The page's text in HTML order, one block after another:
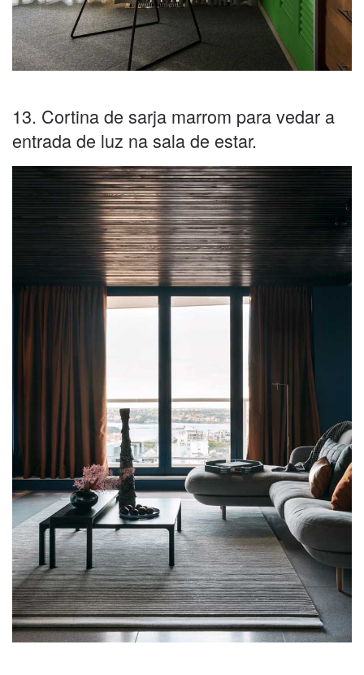
13. Cortina de sarja marrom para vedar a
entrada de luz na sala de estar.